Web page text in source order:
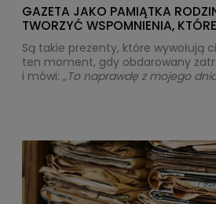
GAZETA JAKO PAMIĄTKA
TWORZYĆ WSPOMNIENIA,
Są takie prezenty, które wywołują
ten moment, gdy obdarowany
i mówi: „To naprawdę z mojego